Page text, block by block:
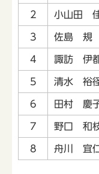
2 小山田
3 佐島 規
4 諏訪 伊
5 清水 裕
6 田村 慶
7 野口 和
8 舟川 宜